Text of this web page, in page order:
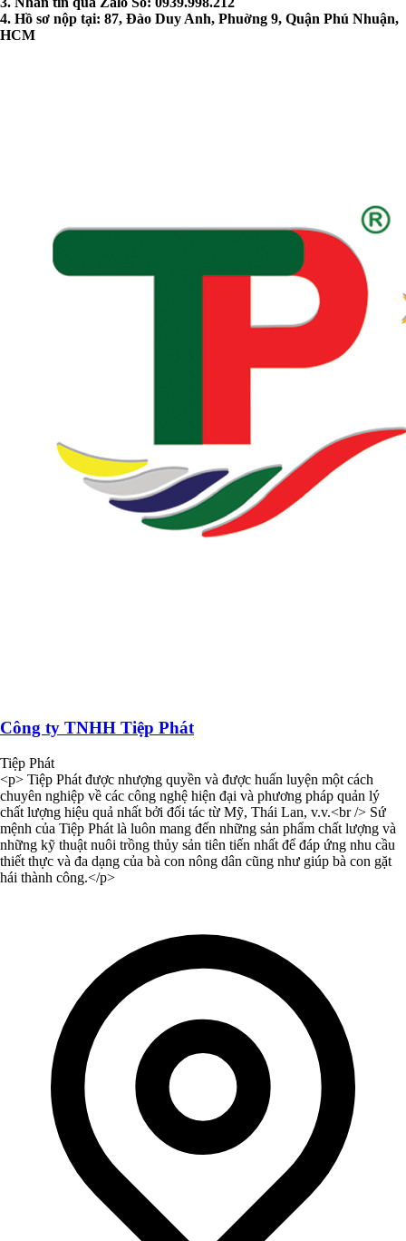
4. Hồ sơ nộp tại: 87, Đào Duy Anh, Phuờng 9, Quận Phú Nhuận,
HCM
Công ty TNHH Tiệp Phát
Tiệp Phát
<p> Tiệp Phát được nhượng quyền và được huấn luyện một cách
chuyên nghiệp về các công nghệ hiện đại và phương pháp quản lý
chất lượng hiệu quả nhất bởi đối tác từ Mỹ, Thái Lan, v.v.<br /> Sứ
mệnh của Tiệp Phát là luôn mang đến những sản phẩm chất lượng và
những kỹ thuật nuôi trồng thủy sản tiên tiến nhất để đáp ứng nhu cầu
thiết thực và đa dạng của bà con nông dân cũng như giúp bà con gặt
hái thành công.</p>